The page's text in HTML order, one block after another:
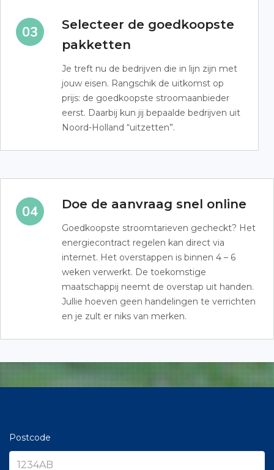
Selecteer de goedkoopste
pakketten
Je treft nu de bedrijven die in lijn zijn met
jouw eisen. Rangschik de uitkomst op
prijs: de goedkoopste stroomaanbieder
eerst. Daarbij kun jij bepaalde bedrijven uit
Noord-Holland “uitzetten”.
Doe de aanvraag snel online
Goedkoopste stroomtarieven gecheckt? Het
energiecontract regelen kan direct via
internet. Het overstappen is binnen 4 – 6
weken verwerkt. De toekomstige
maatschappij neemt de overstap uit handen.
Jullie hoeven geen handelingen te verrichten
en je zult er niks van merken.
Postcode